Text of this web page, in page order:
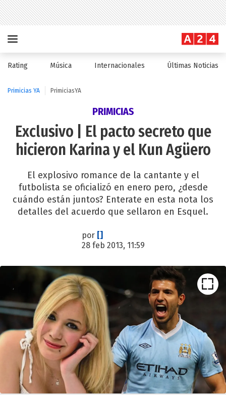
Rating Música Internacionales Últimas Noticias
Primicias YA PrimiciasYA
PRIMICIAS
Exclusivo | El pacto secreto que
hicieron Karina y el Kun Agüero
El explosivo romance de la cantante y el
futbolista se oficializó en enero pero, ¿desde
cuándo están juntos? Enterate en esta nota los
detalles del acuerdo que sellaron en Esquel.
por []
28 feb 2013, 11:59